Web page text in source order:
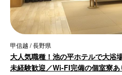
甲信越 / 長野県
大人気職種！池の平ホテルで大浴
未経験歓迎／Wi-FI完備の個室寮